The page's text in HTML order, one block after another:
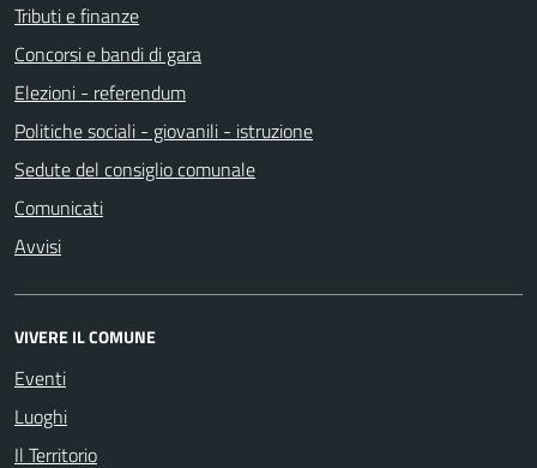
Tributi e finanze
Concorsi e bandi di gara
Elezioni - referendum
Politiche sociali - giovanili - istruzione
Sedute del consiglio comunale
Comunicati
Avvisi
VIVERE IL COMUNE
Eventi
Luoghi
Il Territorio